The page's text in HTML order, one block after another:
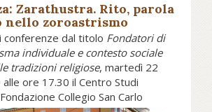
Zarathustra. Rito, parola
nello zoroastrismo
conferenze dal titolo Fondatori di
individuale e contesto sociale
tradizioni religiose, martedì 22
ore 17.30 il Centro Studi
Collegio San Carlo